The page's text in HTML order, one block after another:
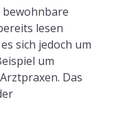
bewohnbare
lesen
sich jedoch um
um
Das